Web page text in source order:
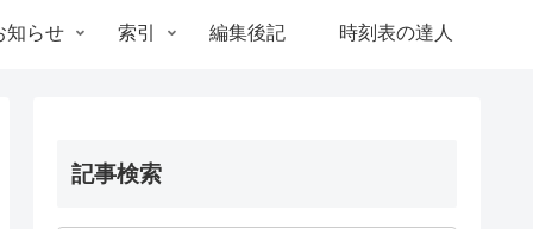
知らせ 索引 編集後記 時刻表の達人
記事検索